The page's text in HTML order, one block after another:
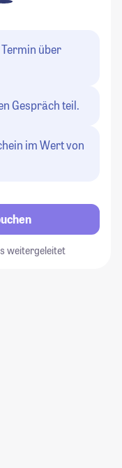
über
Gespräch teil.
im Wert von
weitergeleitet